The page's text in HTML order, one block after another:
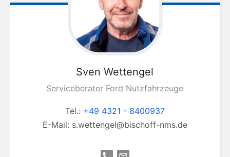
Sven Wettengel
Serviceberater Ford Nutzfahrzeuge
Tel.: +49 4321 - 8400937
E-Mail: s.wettengel@bischoff-nms.de